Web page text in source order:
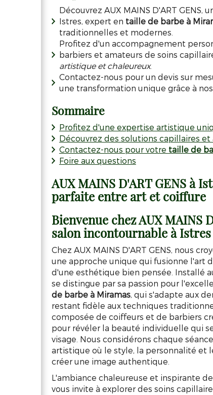
Découvrez AUX MAINS D'ART GENS,
Istres, expert en taille de barbe à
traditionnelles et modernes.
Profitez d'un accompagnement
barbiers et amateurs de soins
artistique et chaleureux.
Contactez-nous pour un devis sur
une transformation unique grâce à nos
Sommaire
Profitez d'une expertise artistique
Découvrez des solutions capillaires
Contactez-nous pour votre taille de
Foire aux questions
AUX MAINS D'ART GENS à
parfaite entre art et coiffure
Bienvenue chez AUX MAINS
salon incontournable à Istres
Chez AUX MAINS D'ART GENS, nous
une approche unique qui fusionne l'art
d'une esthétique bien pensée. Installé
se distingue par sa passion pour
de barbe à Miramas, qui s'adapte aux
restant fidèle aux techniques
composée de coiffeurs et de barbiers
pour révéler la beauté individuelle qui
visage. Nous considérons chaque
artistique où le style, la personnalité et
créer une image authentique.
L'ambiance chaleureuse et inspirante de
vous invite à explorer des soins